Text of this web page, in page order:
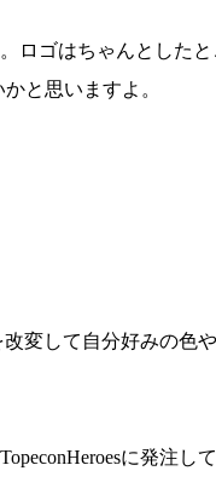
ゴはちゃんとした
と思いますよ。
変して自分好みの色
に発注し